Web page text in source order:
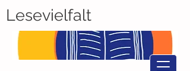
Lesevielfalt